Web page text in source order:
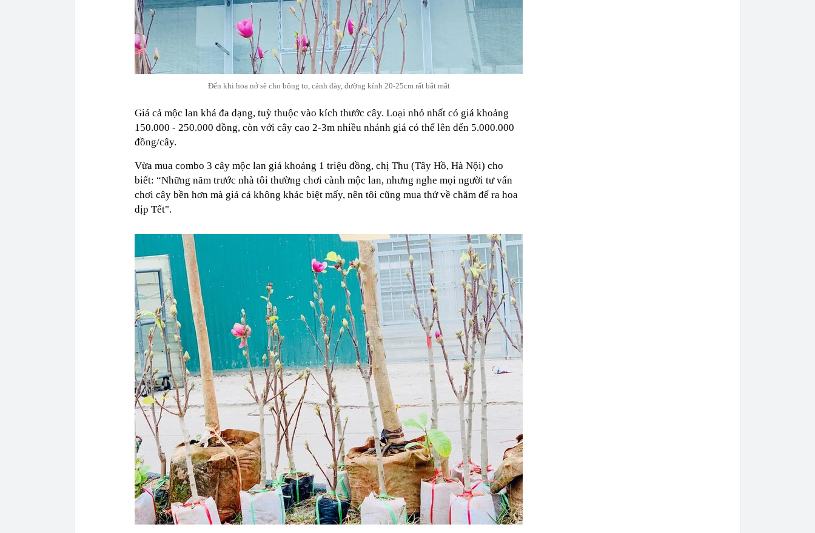
Đến khi hoa nở sẽ cho bông to, cánh dày, đường kính 20-25cm rất bắt mắt
Giá cả mộc lan khá đa dạng, tuỳ thuộc vào kích thước cây. Loại nhỏ nhất có giá khoảng
150.000 - 250.000 đồng, còn với cây cao 2-3m nhiều nhánh giá có thể lên đến 5.000.000
đồng/cây.
Vừa mua combo 3 cây mộc lan giá khoảng 1 triệu đồng, chị Thu (Tây Hồ, Hà Nội) cho
biết: “Những năm trước nhà tôi thường chơi cành mộc lan, nhưng nghe mọi người tư vấn
chơi cây bền hơn mà giá cả không khác biệt mấy, nên tôi cũng mua thử về chăm để ra hoa
dịp Tết".